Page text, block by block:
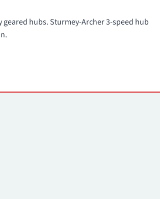
hubs. Sturmey-Archer 3-speed hub